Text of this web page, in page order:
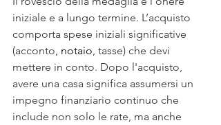
iniziale e a lungo termine. L’acquisto
comporta spese iniziali significative
(acconto, notaio , tasse) che devi
mettere in conto. Dopo l'acquisto,
avere una casa significa assumersi un
impegno finanziario continuo che
include non solo le rate, ma anche